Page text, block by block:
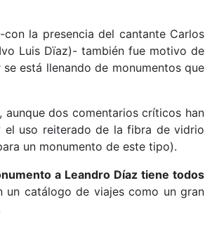
la presencia del cantante Carlos
Luis Dïaz)- también fue motivo de
está llenando de monumentos que
dos comentarios críticos han
el uso reiterado de la fibra de vidrio
un monumento de este tipo).
a Leandro Díaz tiene todos
un catálogo de viajes como un gran